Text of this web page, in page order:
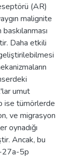
(AR)
malignite
Daha etkili
umut
ise tümörlerde
ve migrasyon
oynadığı
Ancak, bu
27a-5p